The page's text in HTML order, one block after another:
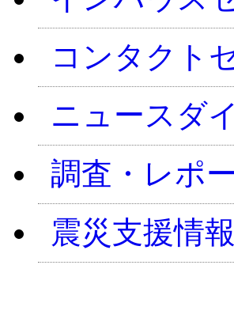
コンタクト
ニュースダ
調査・レポ
震災支援情報